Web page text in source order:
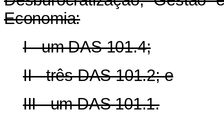
Economia:
I - um DAS 101.4;
II - três DAS 101.2; e
III - um DAS 101.1.